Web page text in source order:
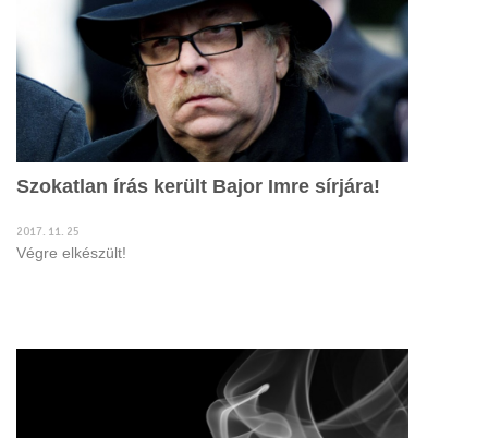
Szokatlan írás került Bajor Imre sírjára!
2017. 11. 25
Végre elkészült!